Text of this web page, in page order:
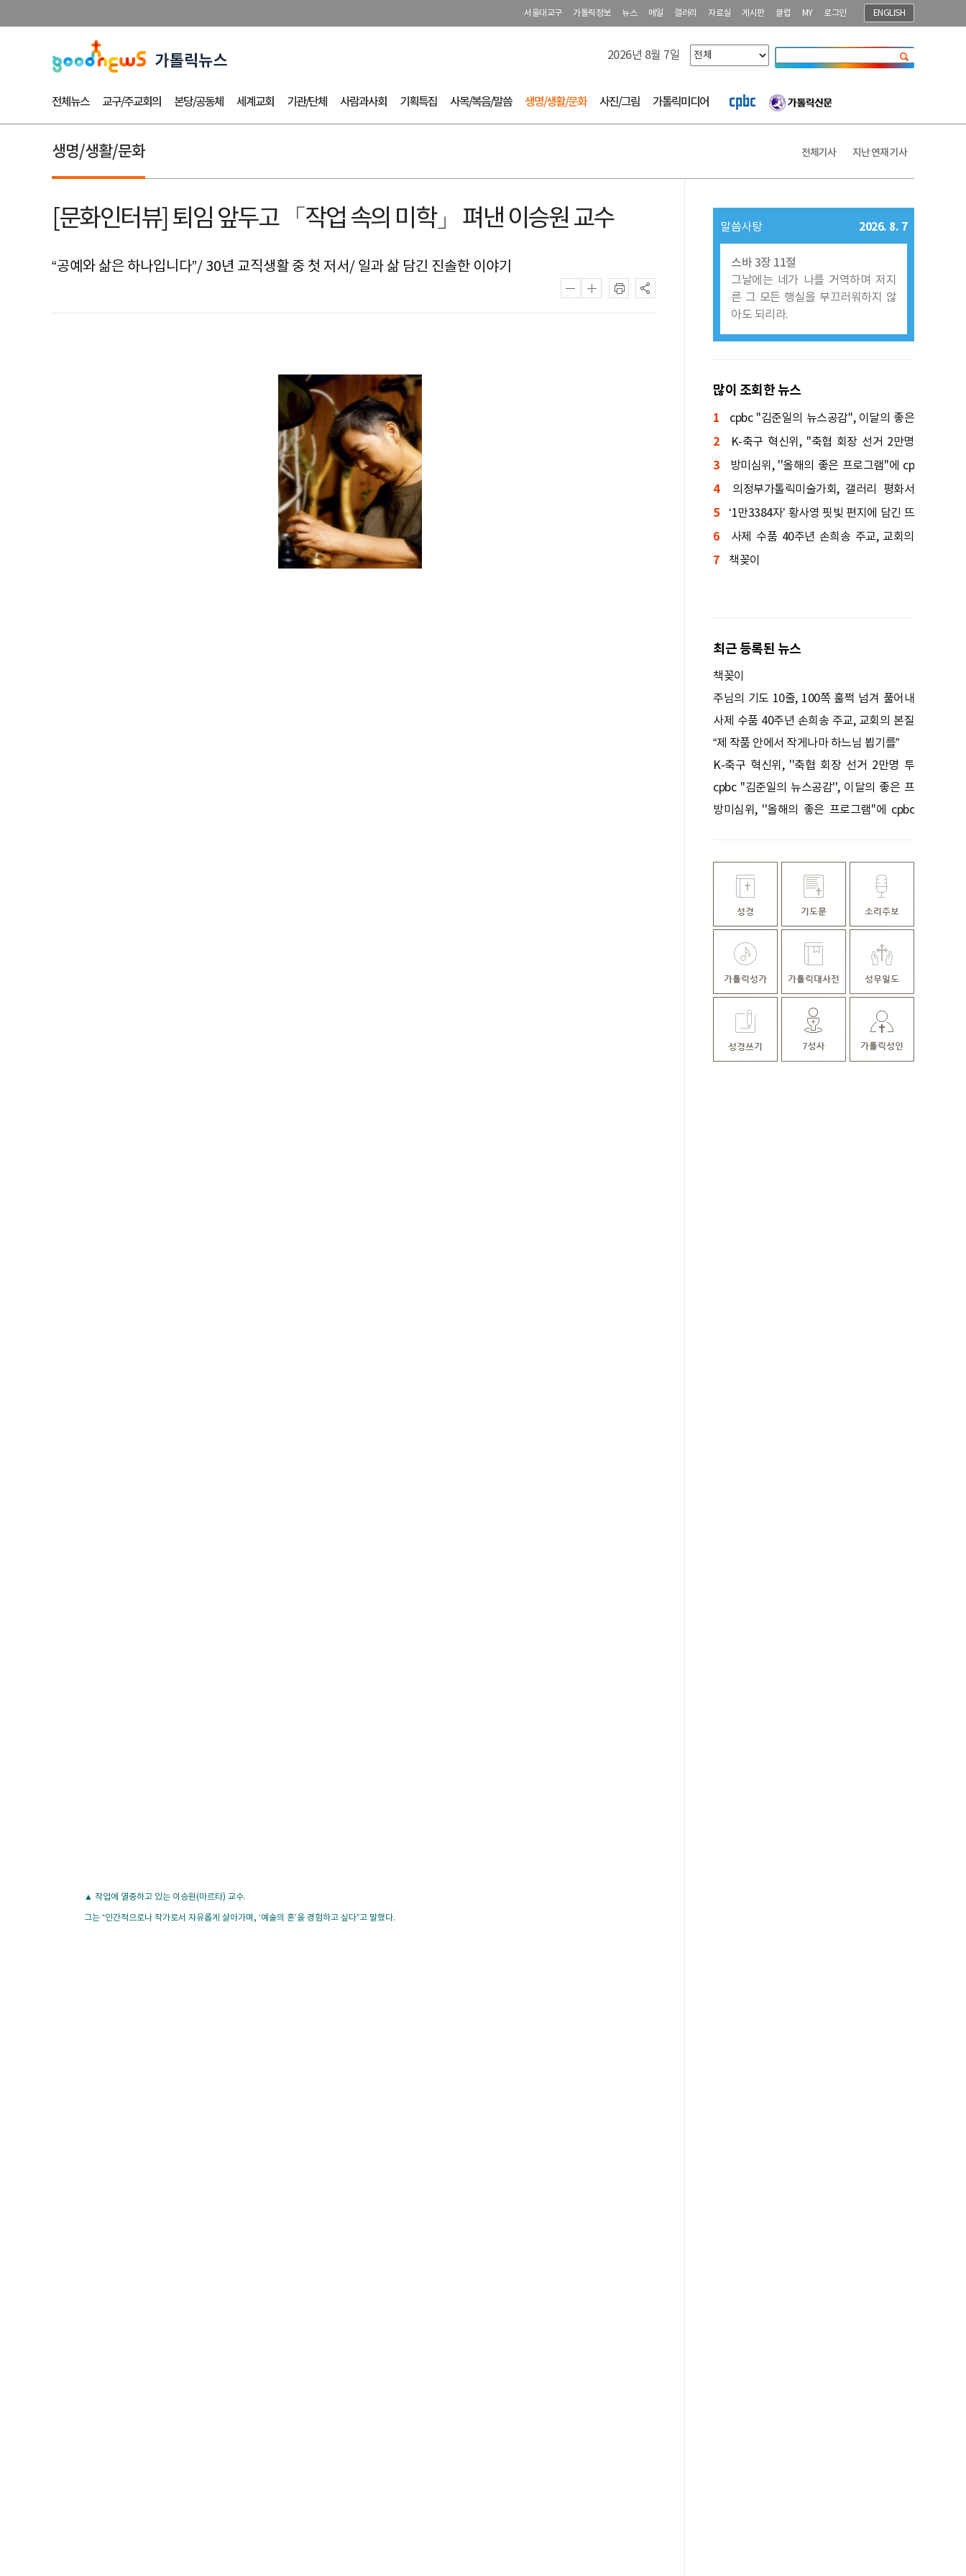
서울대교구 가톨릭정보 뉴스 메일 갤러리 자료실 게시판 클럽 MY 로그인 ENGLISH
2026년 8월 7일
전체뉴스 교구/주교회의 본당/공동체 세계교회 기관/단체 사람과사회 기획특집 사목/복음/말씀 생명/생활/문화 사진/그림 가톨릭미디어
생명/생활/문화 전체기사 지난 연재 기사
[문화인터뷰] 퇴임 앞두고 「작업 속의 미학」 펴낸 이승원 교수
“공예와 삶은 하나입니다”/ 30년 교직생활 중 첫 저서/ 일과 삶 담긴 진솔한 이야기
▲ 작업에 열중하고 있는 이승원(마르타) 교수.
그는 “인간적으로나 작가로서 자유롭게 살아가며, ‘예술의 혼’을 경험하고 싶다”고 말했다.
말씀사탕 2026. 8. 7
스바 3장 11절
그날에는 네가 나를 거역하며 저지
른 그 모든 행실을 부끄러워하지 않
아도 되리라.
많이 조회한 뉴스
1
cpbc ''김준일의 뉴스공감'', 이달의 좋은
프로그램 선정
2
K-축구 혁신위, ''축협 회장 선거 2만명
투표'' 권고
3
방미심위, ''올해의 좋은 프로그램''에 cp
bc ''낭비미식회'' 등 선정
4
의정부가톨릭미술가회, 갤러리 평화서
신입회원전 연다
5
‘1만3384자’ 황사영 핏빛 편지에 담긴 뜨
거운 신앙 서사 「백서(帛書)」
6
사제 수품 40주년 손희송 주교, 교회의
본질을 묻다
7 책꽂이
최근 등록된 뉴스
책꽂이
주님의 기도 10줄, 100쪽 훌쩍 넘겨 풀어내
다
사제 수품 40주년 손희송 주교, 교회의 본질
을 묻다
“제 작품 안에서 작게나마 하느님 뵙기를”
K-축구 혁신위, ''축협 회장 선거 2만명 투
표'' 권고
cpbc ''김준일의 뉴스공감'', 이달의 좋은 프
로그램 선정
방미심위, ''올해의 좋은 프로그램''에 cpbc